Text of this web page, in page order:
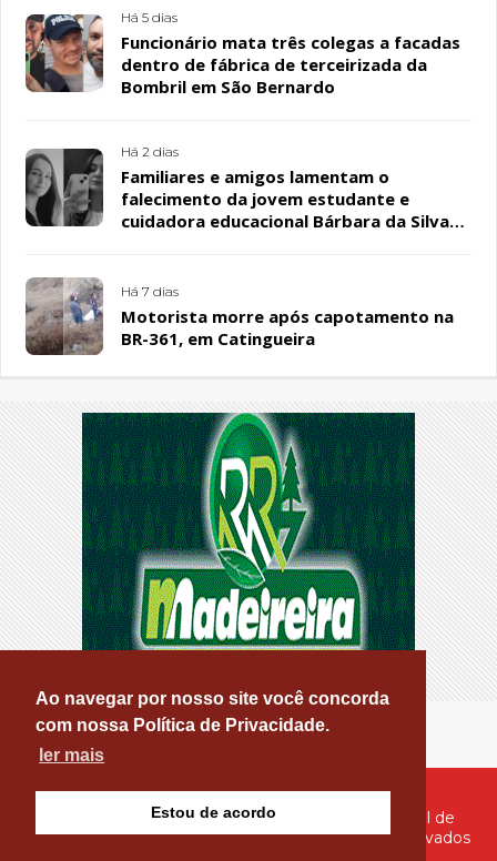
Ao navegar por nosso site você concorda
com nossa Política de Privacidade.
ler mais
Estou de acordo
Há 5 dias
Funcionário mata três colegas a facadas
dentro de fábrica de terceirizada da
Bombril em São Bernardo
Há 2 dias
Familiares e amigos lamentam o
falecimento da jovem estudante e
cuidadora educacional Bárbara da Silva
Há 7 dias
Motorista morre após capotamento na
BR-361, em Catingueira
© Copyright 2026 - PATOS ONLINE - O seu Portal de
Notícias de Patos e Região - Todos os direitos reservados